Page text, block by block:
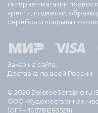
Интернет-магазин
кресты, подвески,
серебра и покрыты
Заказ на сайте.
Доставка по всей России.
© 2026 ZolotoeSerebro.ru
ООО «Художественная
(ОГРН 1057812835211)